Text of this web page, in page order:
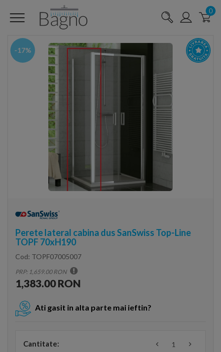
0
-17%
Perete lateral cabina dus SanSwiss Top-Line
TOPF 70xH190
Cod: TOPF07005007
PRP: 1,659.00 RON
1,383.00 RON
Ati gasit in alta parte mai ieftin?
Cantitate: